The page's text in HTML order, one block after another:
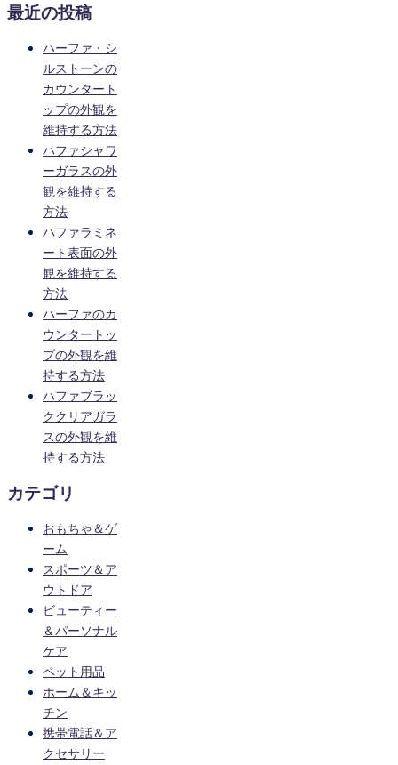
最近の投稿
ハーファ・シ
ルストーンの
カウンタート
ップの外観を
維持する方法
ハファシャワ
ーガラスの外
観を維持する
方法
ハファラミネ
ート表面の外
観を維持する
方法
ハーファのカ
ウンタートッ
プの外観を維
持する方法
ハファブラッ
ククリアガラ
スの外観を維
持する方法
カテゴリ
おもちゃ＆ゲ
ーム
スポーツ＆ア
ウトドア
ビューティー
＆パーソナル
ケア
ペット用品
ホーム＆キッ
チン
携帯電話＆ア
クセサリー